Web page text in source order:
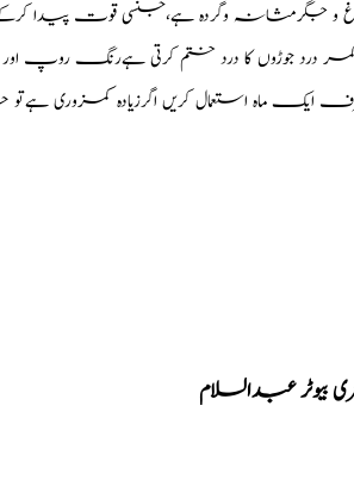
دماغ و جگرمثانہ وگردہ ہے،جنسی قوت
درد جوڑوں کا درد ختم کرتی ہےرنگ روپ
ماہ استعمال کریں اگرزیادہ کمزوری ہےتو
عبدالسلام